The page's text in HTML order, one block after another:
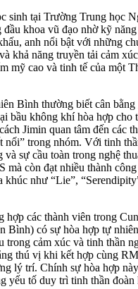
sinh tại Trường Trung học
khoa vũ đạo nhờ kỹ
anh nổi bật với những
khả năng truyền tải cảm
mỹ cao và tinh tế của một
Bình thường biết cân
bầu không khí hòa hợp cho
Jimin quan tâm đến các
nối” trong nhóm. Với tinh
và sự cầu toàn trong nghệ
mà còn đạt nhiều thành
khúc như “Lie”,
hợp các thành viên trong
Bình) có sự hòa hợp tự
trong cảm xúc và tinh thần
thú vị khi kết hợp cùng
lý trí. Chính sự hòa hợp
yếu tố duy trì tinh thần đoàn